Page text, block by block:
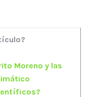
Moreno y las